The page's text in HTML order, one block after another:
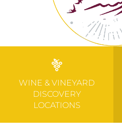
WINE & VINEYARD
DISCOVERY
LOCATIONS